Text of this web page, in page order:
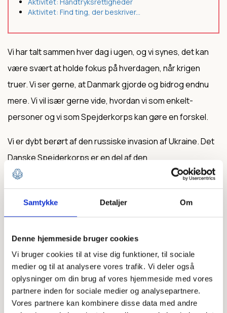
Samtykke Detaljer Om
Denne hjemmeside bruger cookies
Vi bruger cookies til at vise dig funktioner, til sociale
medier og til at analysere vores trafik. Vi deler også
oplysninger om din brug af vores hjemmeside med vores
partnere inden for sociale medier og analysepartnere.
Vores partnere kan kombinere disse data med andre
Aktivitet: Håndtryksrettigheder
Aktivitet: Find ting, der beskriver...
Vi har talt sammen hver dag i ugen, og vi synes, det kan
være svært at holde fokus på hverdagen, når krigen
truer. Vi ser gerne, at Danmark gjorde og bidrog endnu
mere. Vi vil især gerne vide, hvordan vi som enkelt-
personer og vi som Spejderkorps kan gøre en forskel.
Vi er dybt berørt af den russiske invasion af Ukraine. Det
Danske Spejderkorps er en del af den
verdensomspændende spejderbevægelse, hvor vi altid
har stået sammen om at arbejde for fred, retfærdighed
og menneskerettigheder. Det vil vi fortsætte med at
vold som en løsning. Vores tanker er med Ukraine.
Det er for os helt naturligt, at vi som spejdere spørger os
selv ”Hvordan kan vi hjælpe?” – hvor er det sted, man kan
gøre en forskel?